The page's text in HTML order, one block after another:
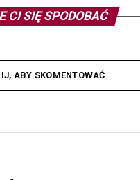
CI SIĘ SPODOBAĆ
ABY SKOMENTOWAĆ